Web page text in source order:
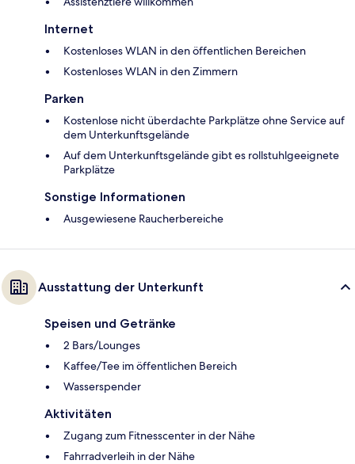
Internet
Kostenloses WLAN in den öffentlichen Bereichen
Kostenloses WLAN in den Zimmern
Parken
Kostenlose nicht überdachte Parkplätze ohne Service auf
dem Unterkunftsgelände
Auf dem Unterkunftsgelände gibt es rollstuhlgeeignete
Parkplätze
Sonstige Informationen
Ausgewiesene Raucherbereiche
Ausstattung der Unterkunft
Speisen und Getränke
2 Bars/Lounges
Kaffee/Tee im öffentlichen Bereich
Wasserspender
Aktivitäten
Zugang zum Fitnesscenter in der Nähe
Fahrradverleih in der Nähe